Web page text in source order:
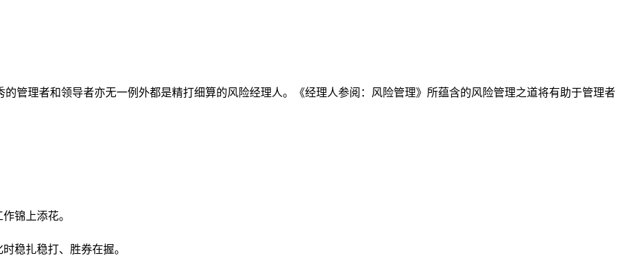
管理者和领导者亦无一例外都是精打细算的风险经理人。《经理人参阅：风险管理》所蕴含的风险管理之道将有助于管理者
锦上添花。
稳扎稳打、胜券在握。